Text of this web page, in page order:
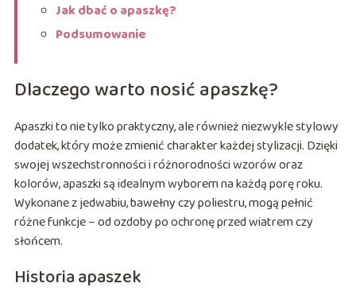
Jak dbać o apaszkę?
Podsumowanie
Dlaczego warto nosić apaszkę?
Apaszki to nie tylko praktyczny, ale również niezwykle stylowy
dodatek, który może zmienić charakter każdej stylizacji. Dzięki
swojej wszechstronności i różnorodności wzorów oraz
kolorów, apaszki są idealnym wyborem na każdą porę roku.
Wykonane z jedwabiu, bawełny czy poliestru, mogą pełnić
różne funkcje – od ozdoby po ochronę przed wiatrem czy
słońcem.
Historia apaszek